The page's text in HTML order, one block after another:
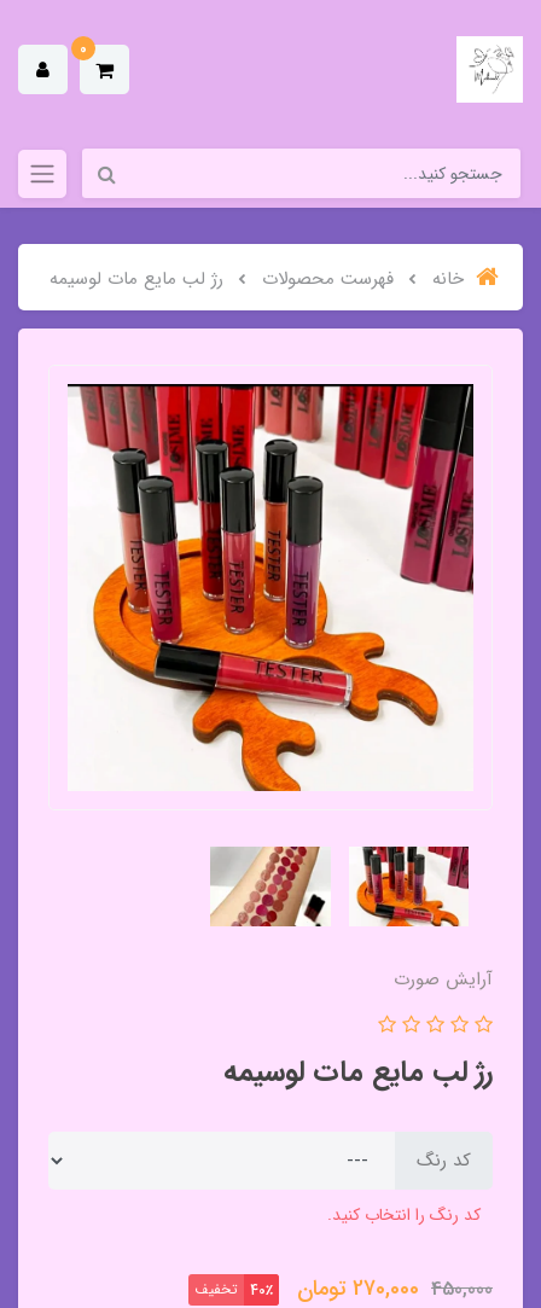
0
خانه فهرست محصولات رژ لب مایع مات لوسیمه
آرایش صورت
رژ لب مایع مات لوسیمه
کد رنگ
کد رنگ را انتخاب کنید.
450,000
270,000تومان 40٪ تخفیف